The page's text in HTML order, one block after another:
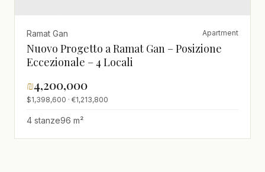
Ramat Gan Apartment
Nuovo Progetto a Ramat Gan – Posizione
Eccezionale – 4 Locali
₪4,200,000
$1,398,600 · €1,213,800
4 stanze96 m²